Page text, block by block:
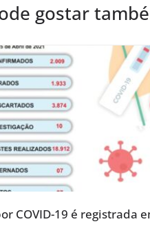
gostar
COVID-19 é registrada